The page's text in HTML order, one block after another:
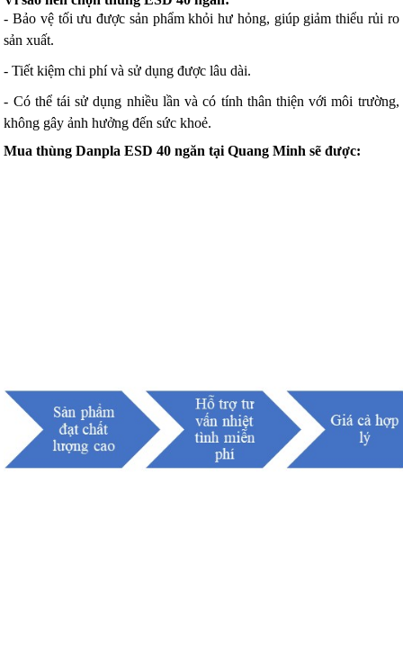
- Bảo vệ tối ưu được sản phẩm khỏi hư hỏng, giúp giảm thiểu rủi ro
sản xuất.
- Tiết kiệm chi phí và sử dụng được lâu dài.
- Có thể tái sử dụng nhiều lần và có tính thân thiện với môi trường,
không gây ảnh hưởng đến sức khoẻ.
Mua thùng Danpla ESD 40 ngăn tại Quang Minh sẽ được: